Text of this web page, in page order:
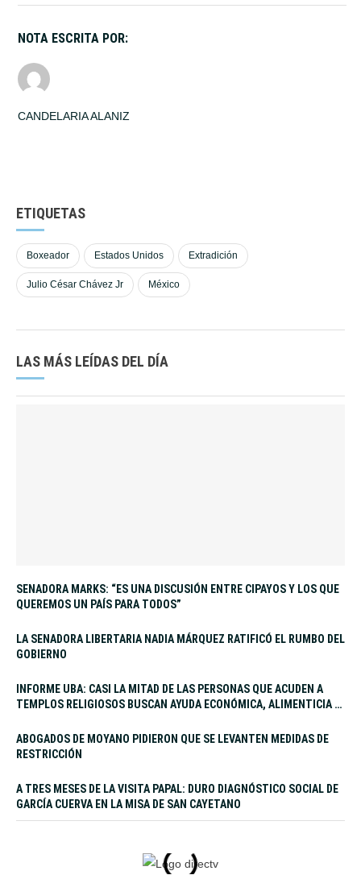
NOTA ESCRITA POR:
CANDELARIA ALANIZ
ETIQUETAS
Boxeador Estados Unidos Extradición
Julio César Chávez Jr México
LAS MÁS LEÍDAS DEL DÍA
SENADORA MARKS: “ES UNA DISCUSIÓN ENTRE CIPAYOS Y LOS QUE
QUEREMOS UN PAÍS PARA TODOS”
LA SENADORA LIBERTARIA NADIA MÁRQUEZ RATIFICÓ EL RUMBO DEL
GOBIERNO
INFORME UBA: CASI LA MITAD DE LAS PERSONAS QUE ACUDEN A
TEMPLOS RELIGIOSOS BUSCAN AYUDA ECONÓMICA, ALIMENTICIA Y
ABOGADOS DE MOYANO PIDIERON QUE SE LEVANTEN MEDIDAS DE
RESTRICCIÓN
A TRES MESES DE LA VISITA PAPAL: DURO DIAGNÓSTICO SOCIAL DE
GARCÍA CUERVA EN LA MISA DE SAN CAYETANO